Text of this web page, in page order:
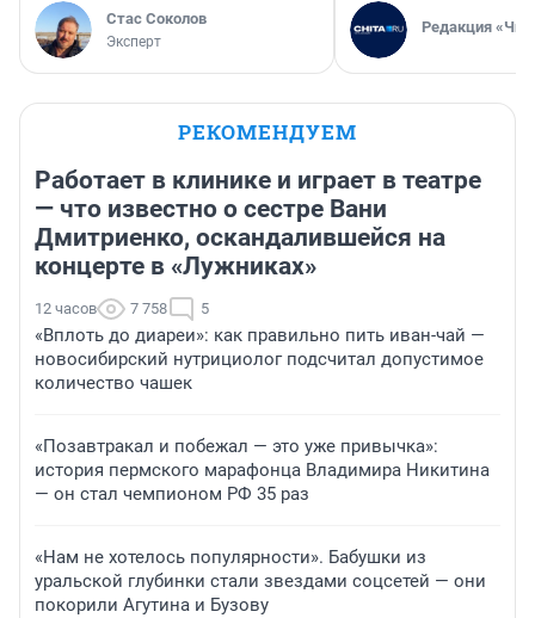
Стас Соколов
Эксперт
Редакция
РЕКОМЕНДУЕМ
Работает в клинике и играет в театре
— что известно о сестре Вани
Дмитриенко, оскандалившейся на
концерте в «Лужниках»
12 часов 7 758 5
«Вплоть до диареи»: как правильно пить иван-чай —
новосибирский нутрициолог подсчитал допустимое
количество чашек
«Позавтракал и побежал — это уже привычка»:
история пермского марафонца Владимира Никитина
— он стал чемпионом РФ 35 раз
«Нам не хотелось популярности». Бабушки из
уральской глубинки стали звездами соцсетей — они
покорили Агутина и Бузову